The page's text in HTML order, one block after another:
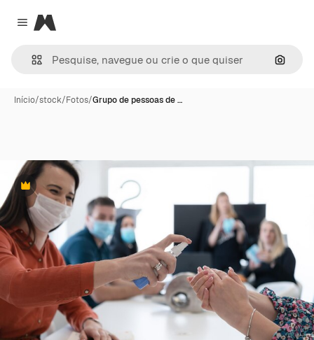
Close menu
Magnific
Início/stock/Fotos/Grupo de pessoas de …
Premium